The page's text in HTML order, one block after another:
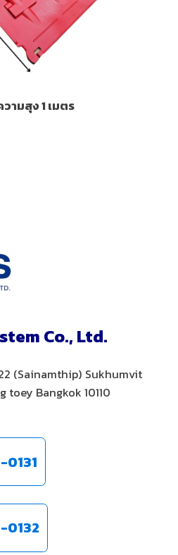
ามสุง 1 เมตร
Co., Ltd.
(Sainamthip) Sukhumvit
toey Bangkok 10110
0132